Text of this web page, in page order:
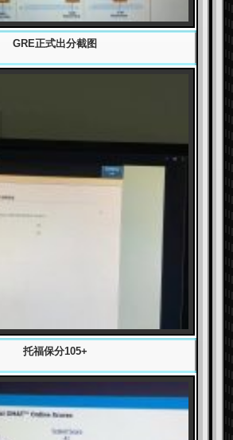
GRE正式出分截图
托福保分105+